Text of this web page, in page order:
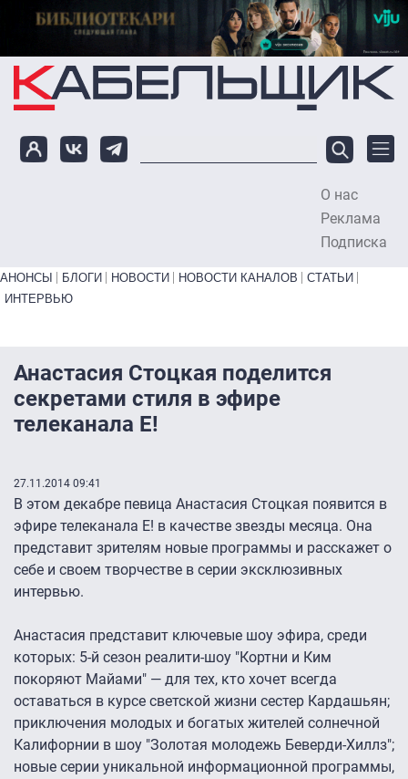
Перейти к основному содержанию
О нас
Реклама
Подписка
Primary links bottom
АНОНСЫ БЛОГИ НОВОСТИ НОВОСТИ КАНАЛОВ
СТАТЬИ
ИНТЕРВЬЮ
Анастасия Стоцкая поделится
секретами стиля в эфире
телеканала Е!
27.11.2014 09:41
В этом декабре певица Анастасия Стоцкая появится в
эфире телеканала Е! в качестве звезды месяца. Она
представит зрителям новые программы и расскажет о
себе и своем творчестве в серии эксклюзивных
интервью.
Анастасия представит ключевые шоу эфира, среди
которых: 5-й сезон реалити-шоу "Кортни и Ким
покоряют Майами" — для тех, кто хочет всегда
оставаться в курсе светской жизни сестер Кардашьян;
приключения молодых и богатых жителей солнечной
Калифорнии в шоу "Золотая молодежь Беверди-Хиллз";
новые серии уникальной информационной программы,